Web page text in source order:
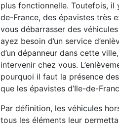
plus fonctionnelle. Toutefois, il
de-France, des épavistes très
vous débarrasser des
ayez besoin d’un service
d’un dépanneur dans cette
intervenir chez vous.
pourquoi il faut la présence
que les épavistes d’Ile-de-
Par définition, les véhicules
tous les éléments leur